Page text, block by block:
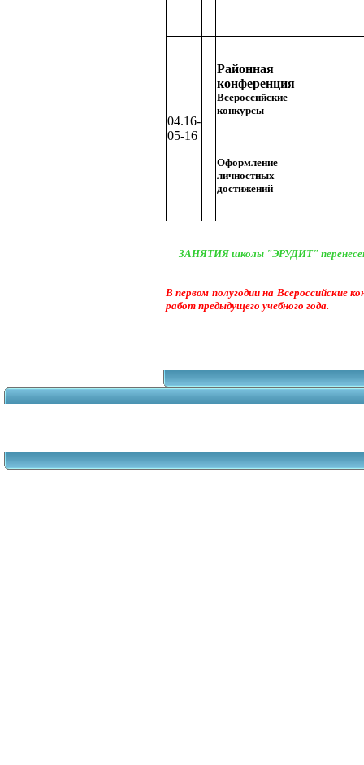
04.16-
05-16
Районная
конференция
Всероссийские
конкурсы
Оформление
личностных
достижений
ЗАНЯТИЯ школы "ЭРУДИТ"
В первом полугодии на Всероссийские
работ предыдущего учебного года.